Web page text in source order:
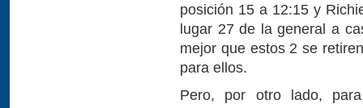
posición 15 a 12:15 y
lugar 27 de la general a
mejor que estos 2 se
para ellos.
Pero, por otro lado,